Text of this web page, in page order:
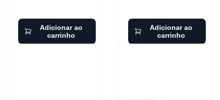
Adicionar ao
carrinho
Adicionar ao
carrinho